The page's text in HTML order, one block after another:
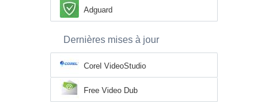
Adguard
Dernières mises à jour
Corel VideoStudio
Free Video Dub